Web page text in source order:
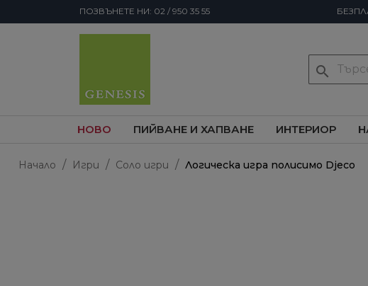
ПОЗВЪНЕТЕ НИ: 02 / 950 35 55
search
НОВО ПИЙВАНЕ И ХАПВАНЕ ИНТЕРИОР
Начало Игри Соло игри Логическа игра полисимо Djeco